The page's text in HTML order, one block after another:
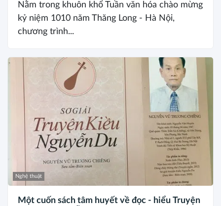
Nằm trong khuôn khổ Tuần văn hóa chào mừng
kỷ niệm 1010 năm Thăng Long - Hà Nội,
chương trình...
Nghệ thuật
Một cuốn sách tâm huyết về đọc - hiểu Truyện